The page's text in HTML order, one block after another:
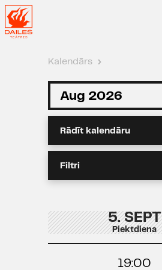
Kalendārs ›
Rādīt kalendāru
Filtri
5. SEPT
Piektdiena
19:00